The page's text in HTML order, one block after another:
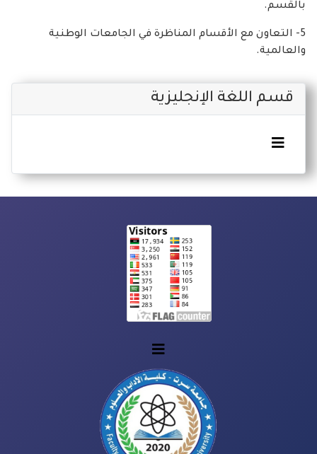
قسم اللغة الإنجليزية
بالقسم.
5- التعاون مع الأقسام المناظرة في الجامعات الوطنية
والعالمية.